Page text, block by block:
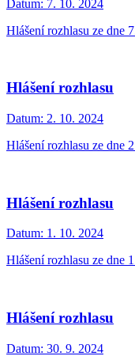
Datum: 7. 10. 2024
Hlášení rozhlasu ze dne
Hlášení rozhlasu
Datum: 2. 10. 2024
Hlášení rozhlasu ze dne
Hlášení rozhlasu
Datum: 1. 10. 2024
Hlášení rozhlasu ze dne
Hlášení rozhlasu
Datum: 30. 9. 2024